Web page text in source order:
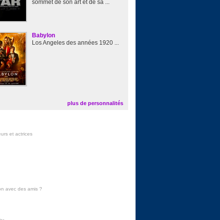
sommet de son art et de sa ...
Babylon
Los Angeles des années 1920 ...
plus de personnalités
et actrices
avec des amis?